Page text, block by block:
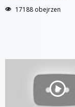
17188 obejrzen